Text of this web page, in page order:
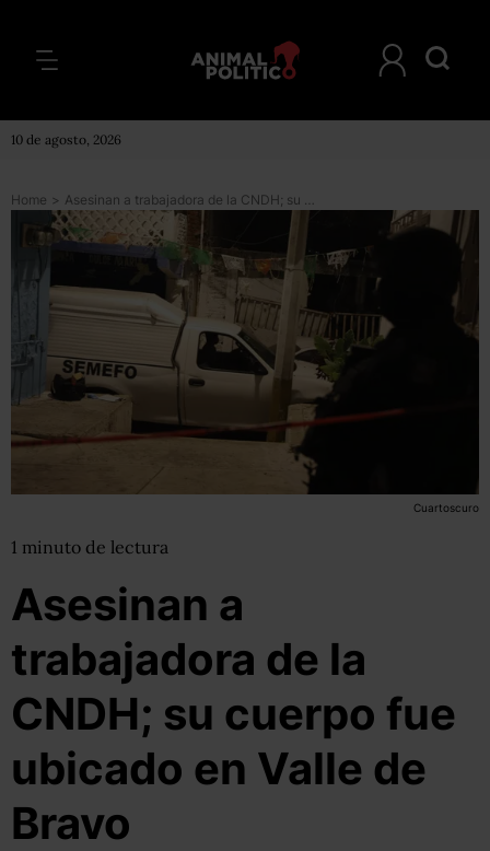
10 de agosto, 2026
Home > Asesinan a trabajadora de la CNDH; su cuerpo fue ubicado en Valle de Bravo
Cuartoscuro
1 minuto de lectura
Asesinan a
trabajadora de la
CNDH; su cuerpo fue
ubicado en Valle de
Bravo